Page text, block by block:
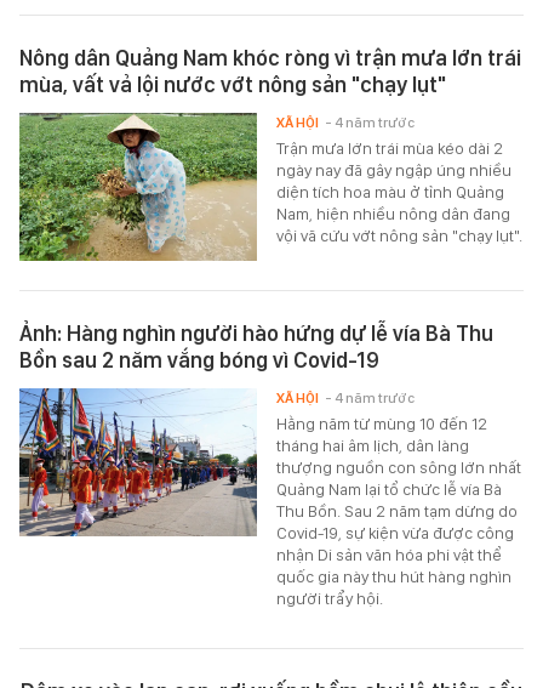
Nông dân Quảng Nam khóc ròng vì trận mưa lớn trái
mùa, vất vả lội nước vớt nông sản "chạy lụt"
Trận mưa lớn trái mùa kéo dài 2
ngày nay đã gây ngập úng nhiều
diện tích hoa màu ở tỉnh Quảng
Nam, hiện nhiều nông dân đang
vội vã cứu vớt nông sản "chạy lụt".
XÃ HỘI - 4 năm trước
Ảnh: Hàng nghìn người hào hứng dự lễ vía Bà Thu
Bồn sau 2 năm vắng bóng vì Covid-19
Hằng năm từ mùng 10 đến 12
tháng hai âm lịch, dân làng
thượng nguồn con sông lớn nhất
Quảng Nam lại tổ chức lễ vía Bà
Thu Bồn. Sau 2 năm tạm dừng do
Covid-19, sự kiện vừa được công
nhận Di sản văn hóa phi vật thể
quốc gia này thu hút hàng nghìn
người trẩy hội.
XÃ HỘI - 4 năm trước